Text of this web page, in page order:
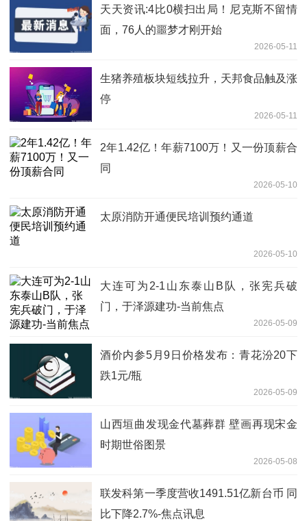
天天资讯:4比0横扫出局！尼克斯不留情
面，76人的噩梦才刚开始
2026-05-11
生猪养殖板块短线拉升，天邦食品触及涨
停
2026-05-11
2年1.42亿！年薪7100万！又一份顶薪合
同
2026-05-10
太原消防开通便民培训预约通道
2026-05-10
大连可为2-1山东泰山B队，张宪兵破
门，于泽源建功-当前焦点
2026-05-09
酒价内参5月9日价格发布：青花汾20下
跌1元/瓶
2026-05-09
山西垣曲发现金代墓葬群 壁画再现宋金
时期世俗图景
2026-05-08
联发科第一季度营收1491.51亿新台币 同
比下降2.7%-焦点讯息